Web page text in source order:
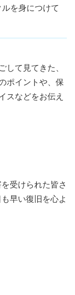
を身につけて
して見てきた、
ポイントや、保
スなどをお伝え
受けられた皆さ
早い復旧を心よ